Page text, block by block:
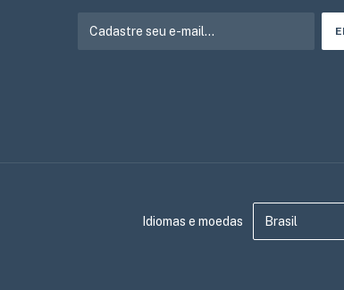
Idiomas e moedas